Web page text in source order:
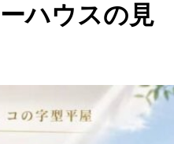
ハウスの見